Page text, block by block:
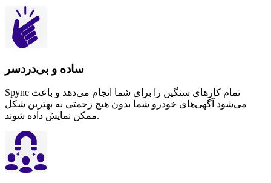
ساده و بی‌دردسر
Spyne تمام کارهای سنگین را برای شما انجام می‌دهد و باعث
می‌شود آگهی‌های خودرو شما بدون هیچ زحمتی به بهترین شکل
ممکن نمایش داده شوند.